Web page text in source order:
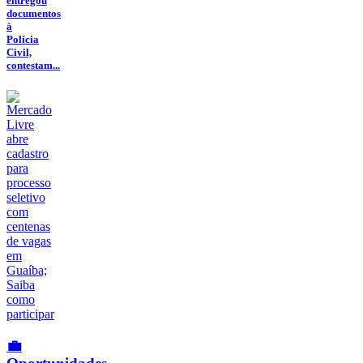
documentos
à
Polícia
Civil,
contestam...
💼